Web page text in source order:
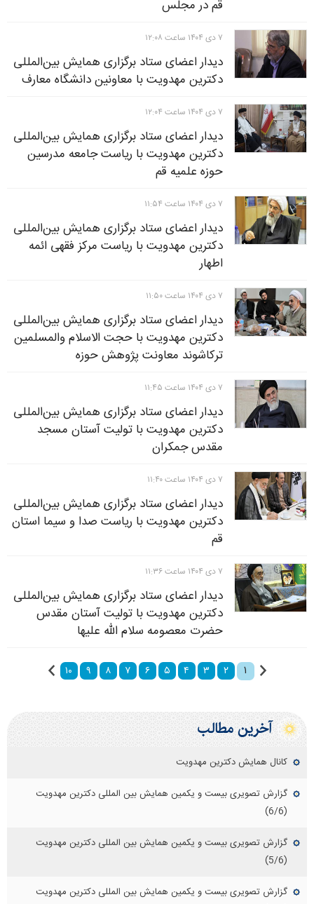
قم در مجلس
۷ دی ۱۴۰۴ ساعت ۱۲:۰۸
دیدار اعضای ستاد برگزاری همایش بین‌المللی
دکترین مهدویت با معاونین دانشگاه معارف
۷ دی ۱۴۰۴ ساعت ۱۲:۰۴
دیدار اعضای ستاد برگزاری همایش بین‌المللی
دکترین مهدویت با ریاست جامعه مدرسین
حوزه علمیه قم
۷ دی ۱۴۰۴ ساعت ۱۱:۵۴
دیدار اعضای ستاد برگزاری همایش بین‌المللی
دکترین مهدویت با ریاست مرکز فقهی ائمه
اطهار
۷ دی ۱۴۰۴ ساعت ۱۱:۵۰
دیدار اعضای ستاد برگزاری همایش بین‌المللی
دکترین مهدویت با حجت الاسلام والمسلمین
ترکاشوند معاونت پژوهش حوزه
۷ دی ۱۴۰۴ ساعت ۱۱:۴۵
دیدار اعضای ستاد برگزاری همایش بین‌المللی
دکترین مهدویت با تولیت آستان مسجد
مقدس جمکران
۷ دی ۱۴۰۴ ساعت ۱۱:۴۰
دیدار اعضای ستاد برگزاری همایش بین‌المللی
دکترین مهدویت با ریاست صدا و سیما استان
قم
۷ دی ۱۴۰۴ ساعت ۱۱:۳۶
دیدار اعضای ستاد برگزاری همایش بین‌المللی
دکترین مهدویت با تولیت آستان مقدس
حضرت معصومه سلام الله علیها
۱ ۲ ۳ ۴ ۵ ۶ ۷ ۸ ۹ ۱۰
آخرین مطالب
کانال همایش دکترین مهدویت
گزارش تصویری بیست و یکمین همایش بین المللی دکترین مهدویت
(6/6)
گزارش تصویری بیست و یکمین همایش بین المللی دکترین مهدویت
(5/6)
گزارش تصویری بیست و یکمین همایش بین المللی دکترین مهدویت